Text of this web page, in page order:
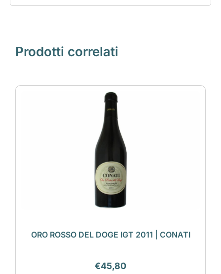
Prodotti correlati
ORO ROSSO DEL DOGE IGT 2011 | CONATI
€45,80